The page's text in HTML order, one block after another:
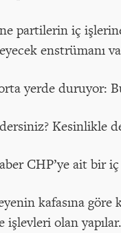
ne partilerin iç
enstrümanı
yerde duruyor:
Kesinlikle
CHP’ye ait bir
kafasına
olan